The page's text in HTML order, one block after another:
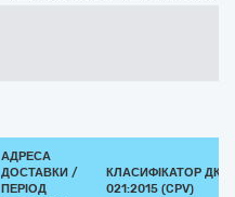
АДРЕСА
ДОСТАВКИ /
ПЕРІОД
КЛАСИФІКАТОР ДК
021:2015 (CPV)